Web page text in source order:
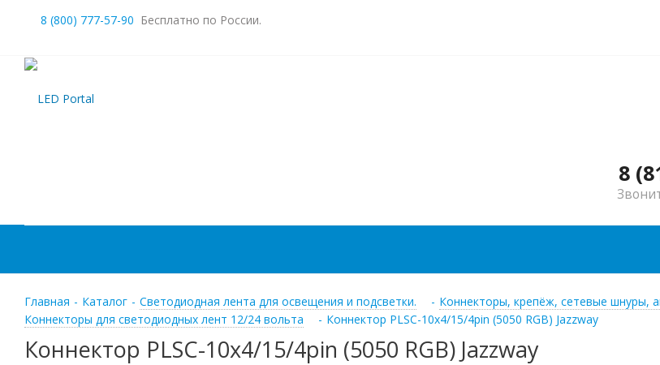
8 (800) 777-57-90 Бесплатно по России.
8
Главная - Каталог - Светодиодная лента для освещения и подсветки. - Коннекторы, крепёж, сетевые шнуры,
Коннекторы для светодиодных лент 12/24 вольта
- Коннектор PLSC-10x4/15/4pin (5050 RGB) Jazzway
Коннектор PLSC-10x4/15/4pin (5050 RGB) Jazzway